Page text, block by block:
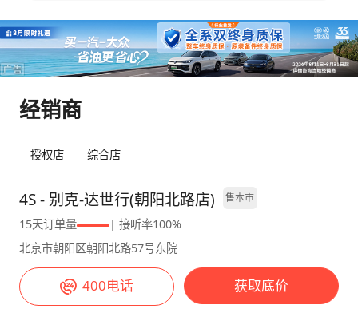
繁遇到也烦。 车机与对比 车机偶尔卡，最底下
功能键偶尔不显示，重启几遍又好，不如预期流
畅。有人说岚图梦想家性价比高，可GL8多年底
支持，不过车机、品控这些小毛病确实多。
了。 价格分享 裸车30.72万，谈了3万多优惠，
落地33.7万左右。送的脚垫有味、贴膜一般，后
来自己换了。 【油耗情况】 官方8.1L油耗看看
右。加95号油，每月油钱不少，这么大的车，
178cm坐前排，头顶、腿都有余地。第二排独
老人小孩坐着不挤，长途也还行。后备箱能放几
个行李箱，放倒第三排装货更能装。 【动力感
受】 2.0T发动机，起步稳，市区超车给油就
走，高速120往上还有劲，坐满人开空调也不受
影响。毕竟是MPV，别指望像小跑车，家用接
客户够使。 【驾驶感受】 车大但好开，方向盘
经销商
授权店 综合店
4S - 别克-达世行(朝阳北路店) 售本市
15天订单量
| 接听率100%
北京市朝阳区朝阳北路57号东院
400电话 获取底价